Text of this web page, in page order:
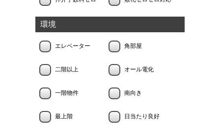
環境
エレベーター 角部屋
二階以上 オール電化
一階物件 南向き
最上階 日当たり良好